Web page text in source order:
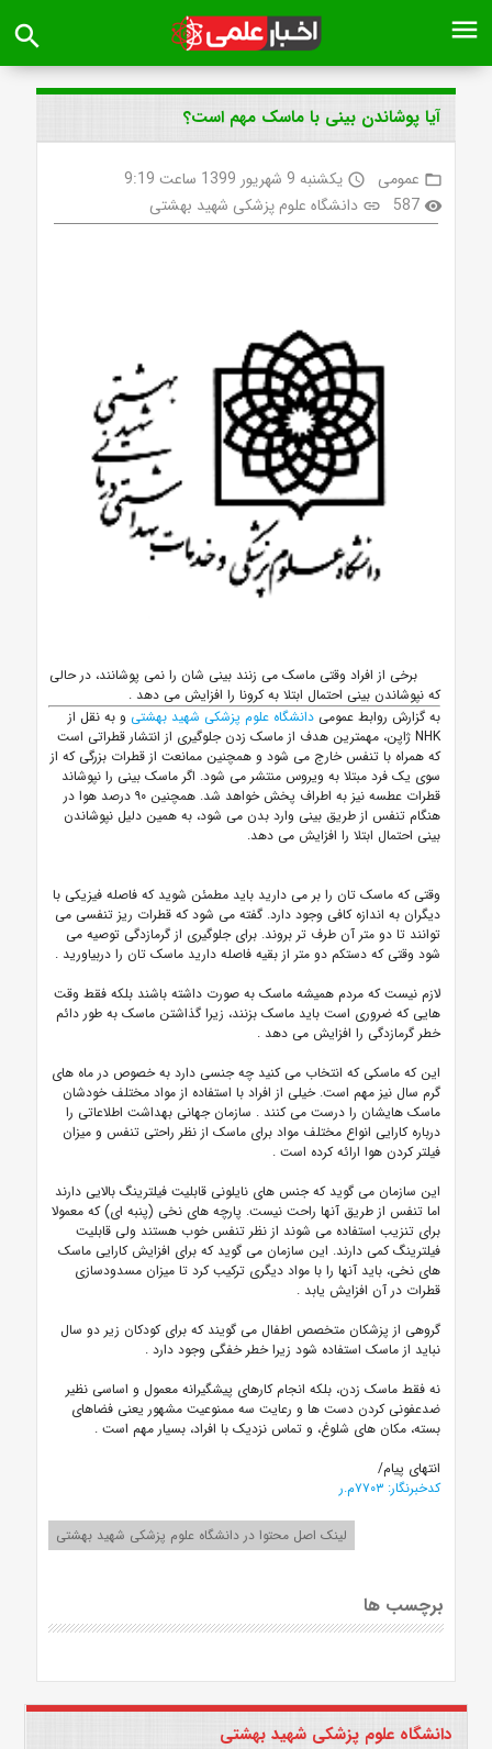
menu
search
آیا پوشاندن بینی با ماسک مهم است؟
folder_open عمومی access_time یکشنبه 9 شهریور 1399 ساعت 9:19
visibility
587
link دانشگاه علوم پزشکی شهید بهشتی
برخی از افراد وقتی ماسک می زنند بینی شان را نمی پوشانند، در حالی
که نپوشاندن بینی احتمال ابتلا به کرونا را افزایش می دهد .
به گزارش روابط عمومی دانشگاه علوم پزشکی شهید بهشتی و به نقل از
NHK ژاپن، مهمترین هدف از ماسک زدن جلوگیری از انتشار قطراتی است
که همراه با تنفس خارج می شود و همچنین ممانعت از قطرات بزرگی که از
سوی یک فرد مبتلا به ویروس منتشر می شود. اگر ماسک بینی را نپوشاند
قطرات عطسه نیز به اطراف پخش خواهد شد. همچنین ۹۰ درصد هوا در
هنگام تنفس از طریق بینی وارد بدن می شود، به همین دلیل نپوشاندن
بینی احتمال ابتلا را افزایش می دهد.
وقتی که ماسک تان را بر می دارید باید مطمئن شوید که فاصله فیزیکی با
دیگران به اندازه کافی وجود دارد. گفته می شود که قطرات ریز تنفسی می
توانند تا دو متر آن طرف تر بروند. برای جلوگیری از گرمازدگی توصیه می
شود وقتی که دستکم دو متر از بقیه فاصله دارید ماسک تان را دربیاورید .
لازم نیست که مردم همیشه ماسک به صورت داشته باشند بلکه فقط وقت
هایی که ضروری است باید ماسک بزنند، زیرا گذاشتن ماسک به طور دائم
خطر گرمازدگی را افزایش می دهد .
این که ماسکی که انتخاب می کنید چه جنسی دارد به خصوص در ماه های
گرم سال نیز مهم است. خیلی از افراد با استفاده از مواد مختلف خودشان
ماسک هایشان را درست می کنند . سازمان جهانی بهداشت اطلاعاتی را
درباره کارایی انواع مختلف مواد برای ماسک از نظر راحتی تنفس و میزان
فیلتر کردن هوا ارائه کرده است .
این سازمان می گوید که جنس های نایلونی قابلیت فیلترینگ بالایی دارند
اما تنفس از طریق آنها راحت نیست. پارچه های نخی (پنبه ای) که معمولا
برای تنزیب استفاده می شوند از نظر تنفس خوب هستند ولی قابلیت
فیلترینگ کمی دارند. این سازمان می گوید که برای افزایش کارایی ماسک
های نخی، باید آنها را با مواد دیگری ترکیب کرد تا میزان مسدودسازی
قطرات در آن افزایش یابد .
گروهی از پزشکان متخصص اطفال می گویند که برای کودکان زیر دو سال
نباید از ماسک استفاده شود زیرا خطر خفگی وجود دارد .
نه فقط ماسک زدن، بلکه انجام کارهای پیشگیرانه معمول و اساسی نظیر
ضدعفونی کردن دست ها و رعایت سه ممنوعیت مشهور یعنی فضاهای
بسته، مکان های شلوغ، و تماس نزدیک با افراد، بسیار مهم است .
انتهای پیام/
کدخبرنگار: ۷۷۰۳م.ر
لینک اصل محتوا در دانشگاه علوم پزشکی شهید بهشتی
برچسب ها
دانشگاه علوم پزشکی شهید بهشتی